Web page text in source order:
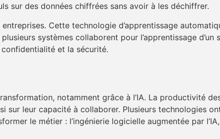
sur des données chiffrées sans avoir à les déchiffrer.
Cette technologie d’apprentissage
systèmes collaborent pour l’apprentissage d’un
et la sécurité.
notamment grâce à l’IA. La productivité
sur leur capacité à collaborer. Plusieurs technologies
le métier : l’ingénierie logicielle augmentée par l’IA,